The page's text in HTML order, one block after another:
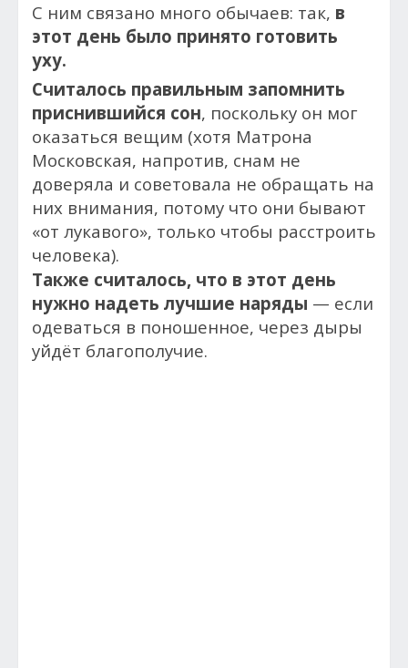
С ним связано много обычаев: так, в
этот день было принято готовить
уху.
Считалось правильным запомнить
приснившийся сон, поскольку он мог
оказаться вещим (хотя Матрона
Московская, напротив, снам не
доверяла и советовала не обращать на
них внимания, потому что они бывают
«от лукавого», только чтобы расстроить
человека).
Также считалось, что в этот день
нужно надеть лучшие наряды — если
одеваться в поношенное, через дыры
уйдёт благополучие.